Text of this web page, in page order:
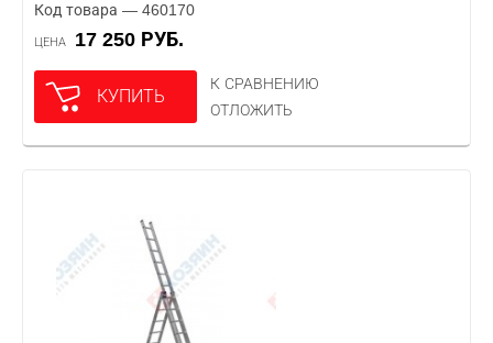
Код товара — 460170
ЦЕНА 17 250 РУБ.
КУПИТЬ
К СРАВНЕНИЮ
ОТЛОЖИТЬ